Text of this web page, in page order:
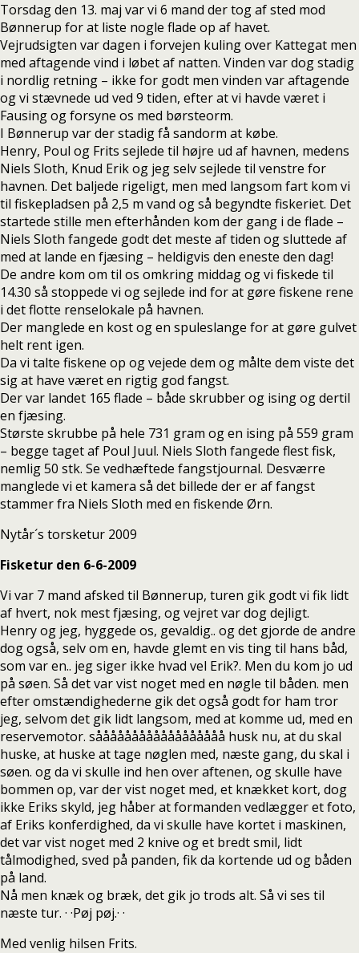
Torsdag den 13. maj var vi 6 mand der tog af sted mod
Bønnerup for at liste nogle flade op af havet.
Vejrudsigten var dagen i forvejen kuling over Kattegat men
med aftagende vind i løbet af natten. Vinden var dog stadig
i nordlig retning – ikke for godt men vinden var aftagende
og vi stævnede ud ved 9 tiden, efter at vi havde været i
Fausing og forsyne os med børsteorm.
I Bønnerup var der stadig få sandorm at købe.
Henry, Poul og Frits sejlede til højre ud af havnen, medens
Niels Sloth, Knud Erik og jeg selv sejlede til venstre for
havnen. Det baljede rigeligt, men med langsom fart kom vi
til fiskepladsen på 2,5 m vand og så begyndte fiskeriet. Det
startede stille men efterhånden kom der gang i de flade –
Niels Sloth fangede godt det meste af tiden og sluttede af
med at lande en fjæsing – heldigvis den eneste den dag!
De andre kom om til os omkring middag og vi fiskede til
14.30 så stoppede vi og sejlede ind for at gøre fiskene rene
i det flotte renselokale på havnen.
Der manglede en kost og en spuleslange for at gøre gulvet
helt rent igen.
Da vi talte fiskene op og vejede dem og målte dem viste det
sig at have været en rigtig god fangst.
Der var landet 165 flade – både skrubber og ising og dertil
en fjæsing.
Største skrubbe på hele 731 gram og en ising på 559 gram
– begge taget af Poul Juul. Niels Sloth fangede flest fisk,
nemlig 50 stk. Se vedhæftede fangstjournal. Desværre
manglede vi et kamera så det billede der er af fangst
stammer fra Niels Sloth med en fiskende Ørn.
Nytår´s torsketur 2009
Fisketur den 6-6-2009
Vi var 7 mand afsked til Bønnerup, turen gik godt vi fik lidt
af hvert, nok mest fjæsing, og vejret var dog dejligt.
Henry og jeg, hyggede os, gevaldig.. og det gjorde de andre
dog også, selv om en, havde glemt en vis ting til hans båd,
som var en.. jeg siger ikke hvad vel Erik?. Men du kom jo ud
på søen. Så det var vist noget med en nøgle til båden. men
efter omstændighederne gik det også godt for ham tror
jeg, selvom det gik lidt langsom, med at komme ud, med en
reservemotor. såååååååååååååååååå husk nu, at du skal
huske, at huske at tage nøglen med, næste gang, du skal i
søen. og da vi skulle ind hen over aftenen, og skulle have
bommen op, var der vist noget med, et knækket kort, dog
ikke Eriks skyld, jeg håber at formanden vedlægger et foto,
af Eriks konferdighed, da vi skulle have kortet i maskinen,
det var vist noget med 2 knive og et bredt smil, lidt
tålmodighed, sved på panden, fik da kortende ud og båden
på land.
Nå men knæk og bræk, det gik jo trods alt. Så vi ses til
næste tur. · ·Pøj pøj.· ·
Med venlig hilsen Frits.